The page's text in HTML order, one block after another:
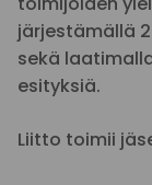
järjestämällä
sekä
esityksiä.
Liitto toimii